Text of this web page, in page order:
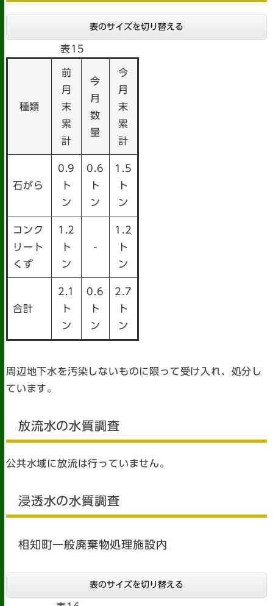
表のサイズを切り替える
表15
種類
前
月
末
累
計
今
月
数
量
今
月
末
累
計
石がら
0.9
ト
ン
0.6
ト
ン
1.5
ト
ン
コンク
リート
くず
1.2
ト
ン
-
1.2
ト
ン
合計
2.1
ト
ン
0.6
ト
ン
2.7
ト
ン
周辺地下水を汚染しないものに限って受け入れ、処分し
ています。
放流水の水質調査
公共水域に放流は行っていません。
浸透水の水質調査
相知町一般廃棄物処理施設内
表のサイズを切り替える